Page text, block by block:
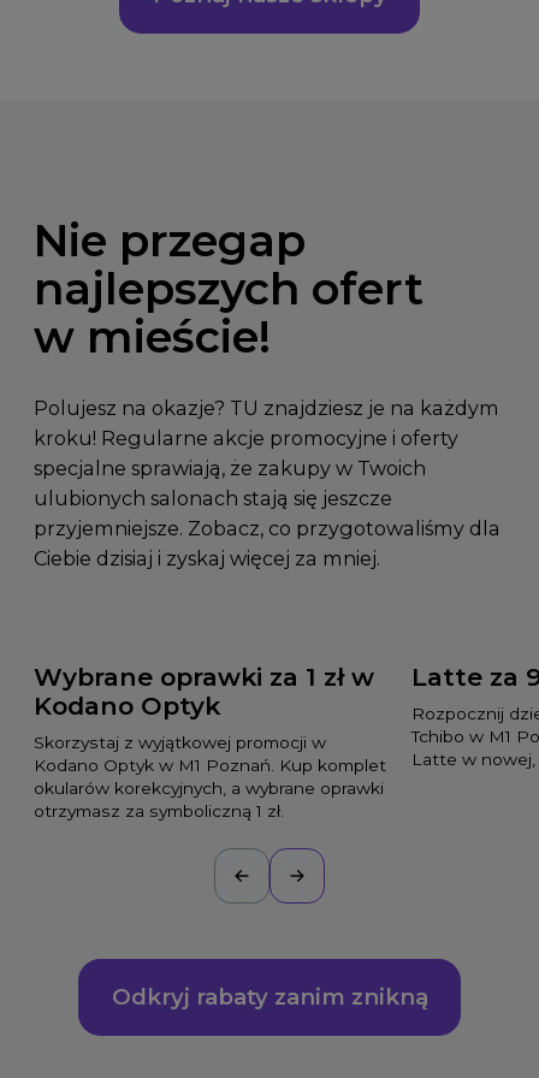
Nie przegap
najlepszych ofert
w mieście!
Polujesz na okazje? TU znajdziesz je na każdym
kroku! Regularne akcje promocyjne i oferty
specjalne sprawiają, że zakupy w Twoich
ulubionych salonach stają się jeszcze
przyjemniejsze. Zobacz, co przygotowaliśmy dla
Ciebie dzisiaj i zyskaj więcej za mniej.
Wybrane oprawki za 1 zł w
Kodano Optyk
Skorzystaj z wyjątkowej promocji w
Kodano Optyk w M1 Poznań. Kup komplet
okularów korekcyjnych, a wybrane oprawki
otrzymasz za symboliczną 1 zł.
Latte za
Rozpocznij
Tchibo w M1
Latte w
Odkryj rabaty zanim znikną